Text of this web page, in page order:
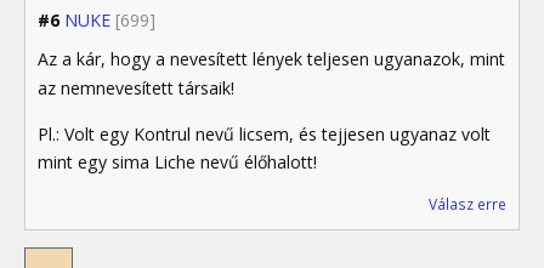
#6 NUKE [699]
Az a kár, hogy a nevesített lények teljesen ugyanazok, mint
az nemnevesített társaik!
Pl.: Volt egy Kontrul nevű licsem, és tejjesen ugyanaz volt
mint egy sima Liche nevű élőhalott!
Válasz erre